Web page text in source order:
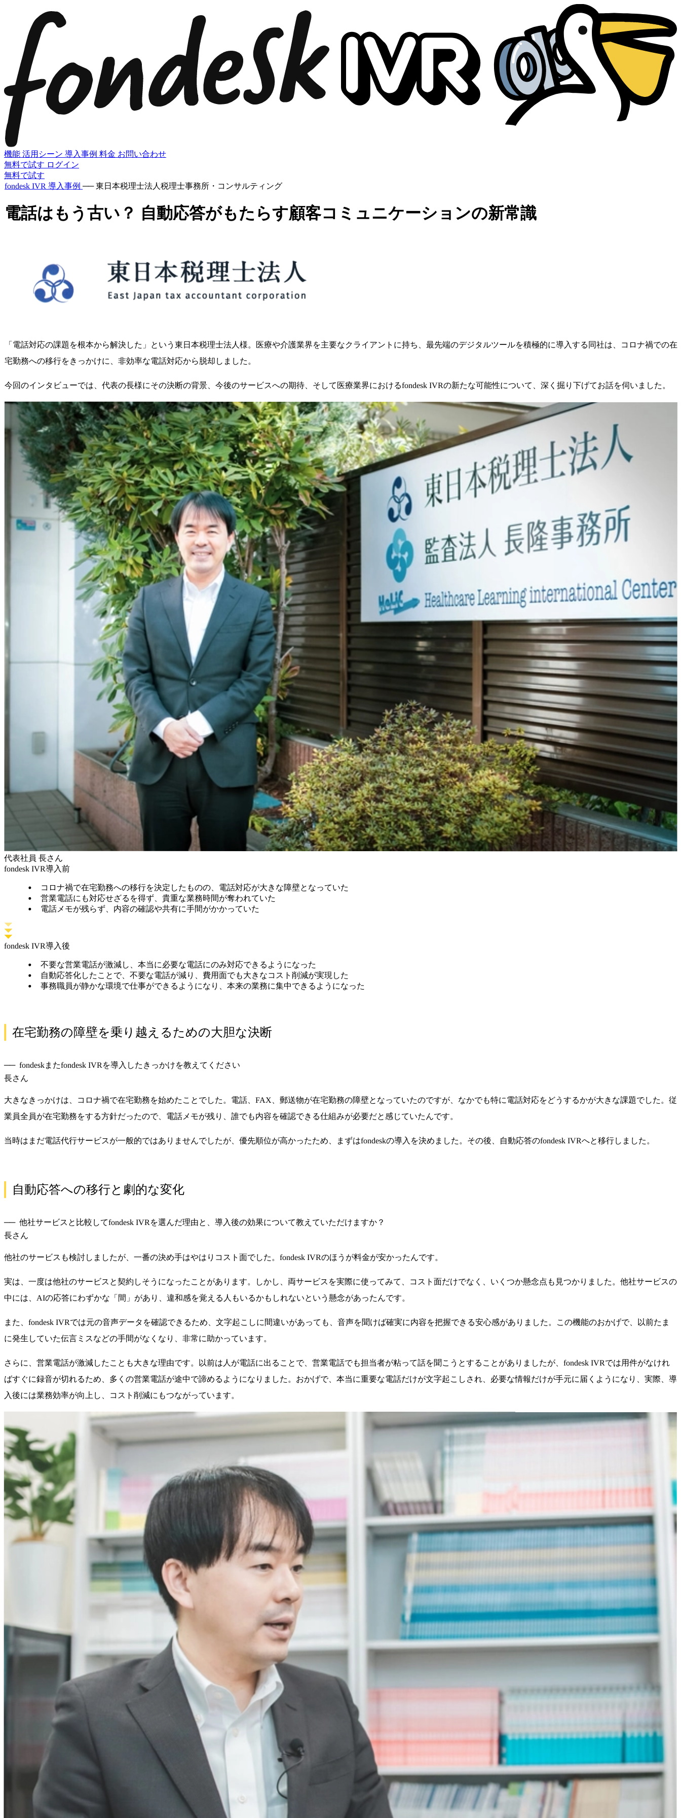
機能 活用シーン 導入事例 料金 お問い合わせ
無料で試す ログイン
無料で試す
fondesk IVR 導入事例──東日本税理士法人税理士事務所・コンサルティング
電話はもう古い？ 自動応答がもたらす顧客コミュニケーションの新常識
「電話対応の課題を根本から解決した」という東日本税理士法人様。医療や介護業界を主要なクライアントに持ち、最先端のデジタルツールを積極的に導入する同社は、コロナ禍での在
宅勤務への移行をきっかけに、非効率な電話対応から脱却しました。
今回のインタビューでは、代表の長様にその決断の背景、今後のサービスへの期待、そして医療業界におけるfondesk IVRの新たな可能性について、深く掘り下げてお話を伺いました。
代表社員 長さん
fondesk IVR導入前
コロナ禍で在宅勤務への移行を決定したものの、電話対応が大きな障壁となっていた
営業電話にも対応せざるを得ず、貴重な業務時間が奪われていた
電話メモが残らず、内容の確認や共有に手間がかかっていた
fondesk IVR導入後
不要な営業電話が激減し、本当に必要な電話にのみ対応できるようになった
自動応答化したことで、不要な電話が減り、費用面でも大きなコスト削減が実現した
事務職員が静かな環境で仕事ができるようになり、本来の業務に集中できるようになった
在宅勤務の障壁を乗り越えるための大胆な決断
fondeskまたfondesk IVRを導入したきっかけを教えてください
長さん
大きなきっかけは、コロナ禍で在宅勤務を始めたことでした。電話、FAX、郵送物が在宅勤務の障壁となっていたのですが、なかでも特に電話対応をどうするかが大きな課題でした。従
業員全員が在宅勤務をする方針だったので、電話メモが残り、誰でも内容を確認できる仕組みが必要だと感じていたんです。
当時はまだ電話代行サービスが一般的ではありませんでしたが、優先順位が高かったため、まずはfondeskの導入を決めました。その後、自動応答のfondesk IVRへと移行しました。
自動応答への移行と劇的な変化
他社サービスと比較してfondesk IVRを選んだ理由と、導入後の効果について教えていただけますか？
長さん
他社のサービスも検討しましたが、一番の決め手はやはりコスト面でした。fondesk IVRのほうが料金が安かったんです。
実は、一度は他社のサービスと契約しそうになったことがあります。しかし、両サービスを実際に使ってみて、コスト面だけでなく、いくつか懸念点も見つかりました。他社サービスの
中には、AIの応答にわずかな「間」があり、違和感を覚える人もいるかもしれないという懸念があったんです。
また、fondesk IVRでは元の音声データを確認できるため、文字起こしに間違いがあっても、音声を聞けば確実に内容を把握できる安心感がありました。この機能のおかげで、以前たま
に発生していた伝言ミスなどの手間がなくなり、非常に助かっています。
さらに、営業電話が激減したことも大きな理由です。以前は人が電話に出ることで、営業電話でも担当者が粘って話を聞こうとすることがありましたが、fondesk IVRでは用件がなけれ
ばすぐに録音が切れるため、多くの営業電話が途中で諦めるようになりました。おかげで、本当に重要な電話だけが文字起こしされ、必要な情報だけが手元に届くようになり、実際、導
入後には業務効率が向上し、コスト削減にもつながっています。